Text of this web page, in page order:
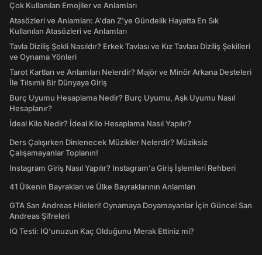
Çok Kullanılan Emojiler ve Anlamları
Atasözleri ve Anlamları: A'dan Z'ye Gündelik Hayatta En Sık
Kullanılan Atasözleri ve Anlamları
Tavla Diziliş Şekli Nasıldır? Erkek Tavlası ve Kız Tavlası Diziliş Şekilleri
ve Oynama Yönleri
Tarot Kartları ve Anlamları Nelerdir? Majör ve Minör Arkana Desteleri
İle Tılsımlı Bir Dünyaya Giriş
Burç Uyumu Hesaplama Nedir? Burç Uyumu, Aşk Uyumu Nasıl
Hesaplanır?
İdeal Kilo Nedir? İdeal Kilo Hesaplama Nasıl Yapılır?
Ders Çalışırken Dinlenecek Müzikler Nelerdir? Müziksiz
Çalışamayanlar Toplanın!
Instagram Giriş Nasıl Yapılır? Instagram'a Giriş İşlemleri Rehberi
41 Ülkenin Bayrakları ve Ülke Bayraklarının Anlamları
GTA San Andreas Hileleri! Oynamaya Doyamayanlar İçin Güncel San
Andreas Şifreleri
IQ Testi: IQ'unuzun Kaç Olduğunu Merak Ettiniz mi?